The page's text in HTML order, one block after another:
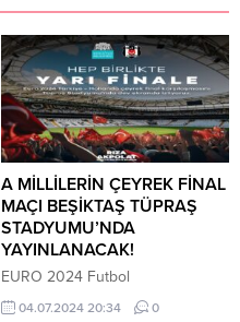
A MİLLİLERİN ÇEYREK FİNAL
MAÇI BEŞİKTAŞ TÜPRAŞ
STADYUMU’NDA
YAYINLANACAK!
EURO 2024 Futbol
Şampiyonası’nda çeyrek finale
04.07.2024 20:34 0